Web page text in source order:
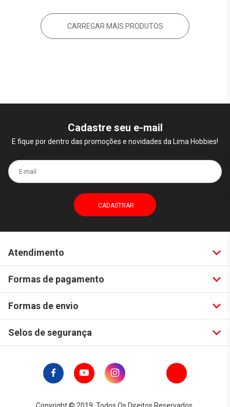
CARREGAR MAIS PRODUTOS
Cadastre seu e-mail
E fique por dentro das promoções e novidades da Lima Hobbies!
E-mail
Atendimento
Formas de pagamento
Formas de envio
Selos de segurança